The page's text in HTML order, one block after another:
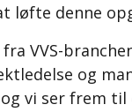
løfte denne
VVS-
og
vi ser frem